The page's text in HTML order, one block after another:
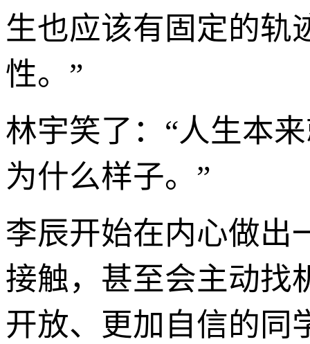
生也应该有固定的轨
性。”
林宇笑了：“人生本
为什么样子。”
李辰开始在内心做出
接触，甚至会主动找
开放、更加自信的同